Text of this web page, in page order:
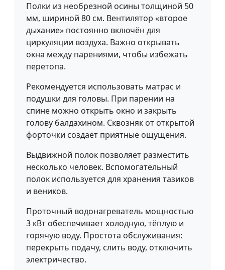
Полки из необрезной осины толщиной 50
мм, шириной 80 см. Вентилятор «второе
дыхание» постоянно включён для
циркуляции воздуха. Важно открывать
окна между парениями, чтобы избежать
перетопа.
Рекомендуется использовать матрас и
подушки для головы. При парении на
спине можно открыть окно и закрыть
голову балдахином. Сквозняк от открытой
форточки создаёт приятные ощущения.
Выдвижной полок позволяет разместить
несколько человек. Вспомогательный
полок используется для хранения тазиков
и веников.
Проточный водонагреватель мощностью
3 кВт обеспечивает холодную, тёплую и
горячую воду. Простота обслуживания:
перекрыть подачу, слить воду, отключить
электричество.